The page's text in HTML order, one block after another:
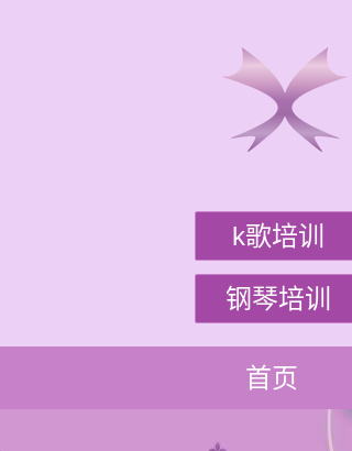
k歌培训
钢琴培训
首页